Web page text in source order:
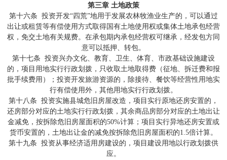
第三章 土地政策
第十六条 投资开发“四荒”地用于发展农林牧渔业生产的，可以通过
出让或租赁等有偿使用方式取得国有土地使用权或集体土地承包经营
权，免交土地有关规费。在承包期内承包经营权可继承，经发包方同
意可以抵押、转包。
第十七条 投资兴办文化、教育、卫生、体育、市政基础设施建设
的，项目用地实行行政划拨，只收取土地取得费（征地、拆迁费和报
批手续费用）；投资开发旅游资源的，除接待、餐饮等经营性用地实
行有偿使用外，其他用地实行行政划拨。
第十八条 投资实施县城危旧房屋改造，项目实行原地还房安置的，
还房部分对应的土地实行行政划拨，其余商品房部分对应的土地出让
金减免，按拆除危旧房屋面积的50%计算；项目实行异地还房安置或
货币安置的，土地出让金的减免按拆除危旧房屋面积的1.5倍计算。
第十九条 投资从事经济适用房建设的，项目建设用地以行政划拨供
应。